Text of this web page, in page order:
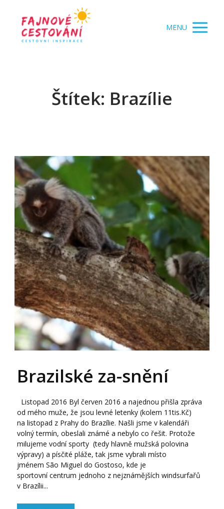
MENU
Štítek: Brazílie
Brazilské za-snění
Listopad 2016 Byl červen 2016 a najednou přišla zpráva
od mého muže, že jsou levné letenky (kolem 11tis.Kč)
na listopad z Prahy do Brazílie. Našli jsme v kalendáři
volný termín, obeslali známé a nebylo co řešit. Protože
milujeme vodní sporty (tedy hlavně mužská polovina
výpravy) a písčité pláže, tak jsme vybrali místo
jménem São Miguel do Gostoso, kde je
sportovní centrum jednoho z nejznámějších windsurfařů
v Brazílii...